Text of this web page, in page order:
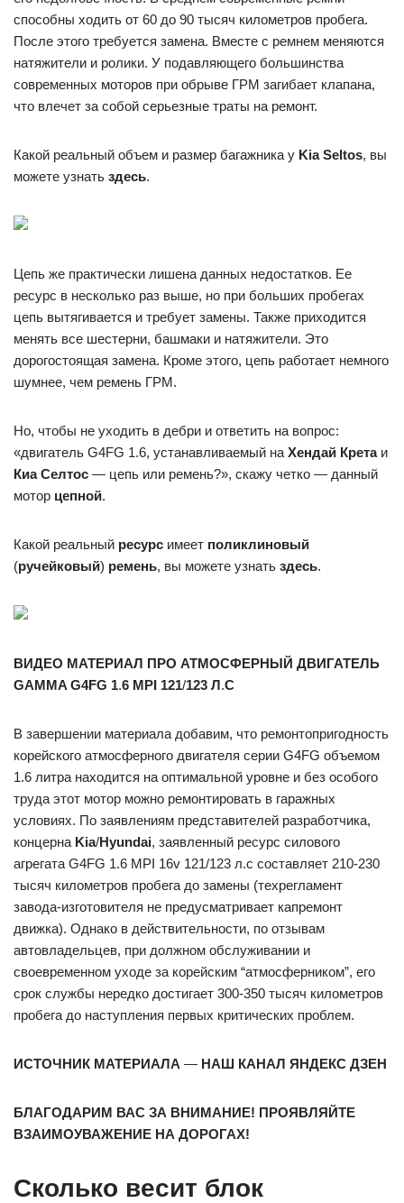
способны ходить от 60 до 90 тысяч километров пробега.
После этого требуется замена. Вместе с ремнем меняются
натяжители и ролики. У подавляющего большинства
современных моторов при обрыве ГРМ загибает клапана,
что влечет за собой серьезные траты на ремонт.
Какой реальный объем и размер багажника у Kia Seltos, вы
можете узнать здесь.
Цепь же практически лишена данных недостатков. Ее
ресурс в несколько раз выше, но при больших пробегах
цепь вытягивается и требует замены. Также приходится
менять все шестерни, башмаки и натяжители. Это
дорогостоящая замена. Кроме этого, цепь работает немного
шумнее, чем ремень ГРМ.
Но, чтобы не уходить в дебри и ответить на вопрос:
«двигатель G4FG 1.6, устанавливаемый на Хендай Кретаи
Киа Селтос — цепь или ремень?», скажу четко — данный
мотор цепной.
Какой реальный ресурс имеет поликлиновый
(ручейковый) ремень, вы можете узнать здесь.
ВИДЕО МАТЕРИАЛ ПРО АТМОСФЕРНЫЙ ДВИГАТЕЛЬ
GAMMA G4FG 1.6 MPI 121/123 Л.С
В завершении материала добавим, что ремонтопригодность
корейского атмосферного двигателя серии G4FG объемом
1.6 литра находится на оптимальной уровне и без особого
труда этот мотор можно ремонтировать в гаражных
условиях. По заявлениям представителей разработчика,
концерна Kia/Hyundai, заявленный ресурс силового
агрегата G4FG 1.6 MPI 16v 121/123 л.с составляет 210-230
тысяч километров пробега до замены (техрегламент
завода-изготовителя не предусматривает капремонт
движка). Однако в действительности, по отзывам
автовладельцев, при должном обслуживании и
своевременном уходе за корейским “атмосферником”, его
срок службы нередко достигает 300-350 тысяч километров
пробега до наступления первых критических проблем.
ИСТОЧНИК МАТЕРИАЛА — НАШ КАНАЛ ЯНДЕКС ДЗЕН
БЛАГОДАРИМ ВАС ЗА ВНИМАНИЕ! ПРОЯВЛЯЙТЕ
ВЗАИМОУВАЖЕНИЕ НА ДОРОГАХ!
Сколько весит блок